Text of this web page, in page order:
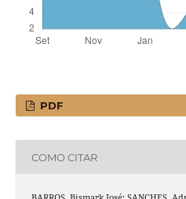
PDF
COMO CITAR